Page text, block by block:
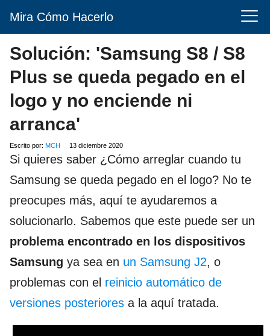
Mira Cómo Hacerlo
Solución: 'Samsung S8 / S8
Plus se queda pegado en el
logo y no enciende ni
arranca'
Escrito por: MCH 13 diciembre 2020
Si quieres saber ¿Cómo arreglar cuando tu
Samsung se queda pegado en el logo? No te
preocupes más, aquí te ayudaremos a
solucionarlo. Sabemos que este puede ser un
problema encontrado en los dispositivos
Samsung ya sea en un Samsung J2, o
problemas con el reinicio automático de
versiones posteriores a la aquí tratada.